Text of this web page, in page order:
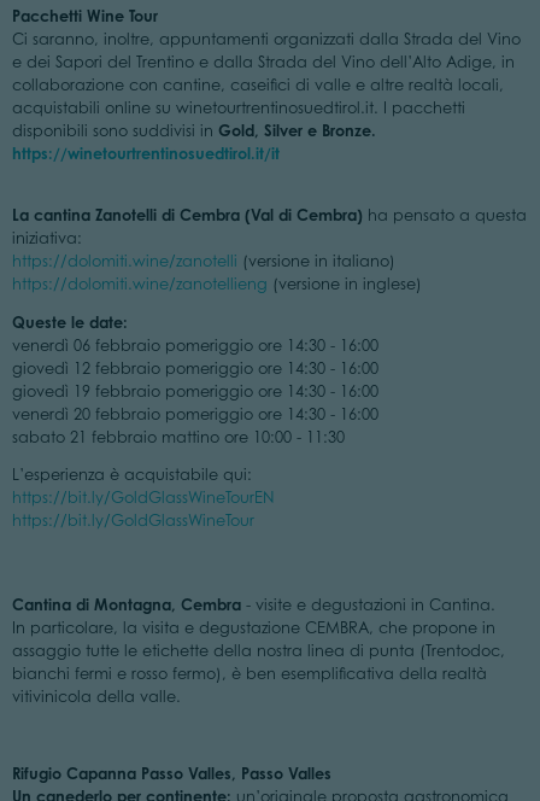
Pacchetti Wine Tour
Ci saranno, inoltre, appuntamenti organizzati dalla Strada del Vino
e dei Sapori del Trentino e dalla Strada del Vino dell’Alto Adige, in
collaborazione con cantine, caseifici di valle e altre realtà locali,
acquistabili online su winetourtrentinosuedtirol.it. I pacchetti
disponibili sono suddivisi in Gold, Silver e Bronze.
https://winetourtrentinosuedtirol.it/it
La cantina Zanotelli di Cembra (Val di Cembra) ha pensato a questa
iniziativa:
https://dolomiti.wine/zanotelli (versione in italiano)
https://dolomiti.wine/zanotellieng (versione in inglese)
Queste le date:
venerdì 06 febbraio pomeriggio ore 14:30 - 16:00
giovedì 12 febbraio pomeriggio ore 14:30 - 16:00
giovedì 19 febbraio pomeriggio ore 14:30 - 16:00
venerdì 20 febbraio pomeriggio ore 14:30 - 16:00
sabato 21 febbraio mattino ore 10:00 - 11:30
L’esperienza è acquistabile qui:
https://bit.ly/GoldGlassWineTourEN
https://bit.ly/GoldGlassWineTour
Cantina di Montagna, Cembra- visite e degustazioni in Cantina.
In particolare, la visita e degustazione CEMBRA, che propone in
assaggio tutte le etichette della nostra linea di punta (Trentodoc,
bianchi fermi e rosso fermo), è ben esemplificativa della realtà
vitivinicola della valle.
Rifugio Capanna Passo Valles, Passo Valles
Un canederlo per continente: un’originale proposta gastronomica